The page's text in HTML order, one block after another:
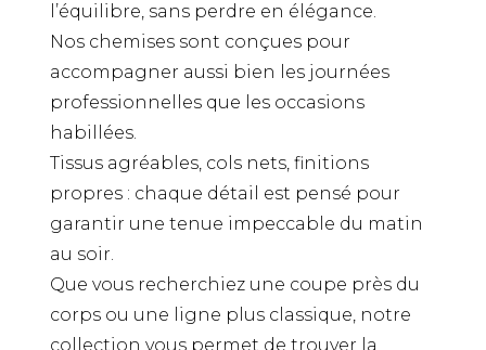
l’équilibre, sans perdre en élégance.
Nos chemises sont conçues pour
accompagner aussi bien les journées
professionnelles que les occasions
habillées.
Tissus agréables, cols nets, finitions
propres : chaque détail est pensé pour
garantir une tenue impeccable du matin
au soir.
Que vous recherchiez une coupe près du
corps ou une ligne plus classique, notre
collection vous permet de trouver la